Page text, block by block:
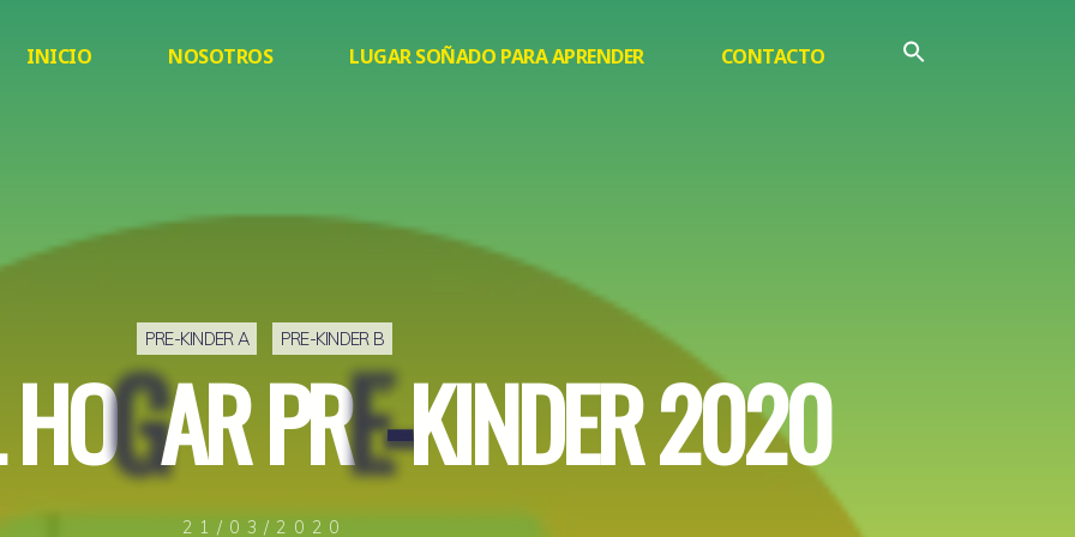
INICIO NOSOTROS LUGAR SOÑADO PARA APRENDER CONTACTO
PRE-KINDER A PRE-KINDER B
HOG
GARPRE
E-
-KINDER2020
21/03/2020